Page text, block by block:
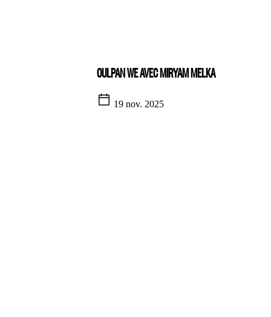
OULPAN WE AVEC MIRYAM MELKA
19 nov. 2025